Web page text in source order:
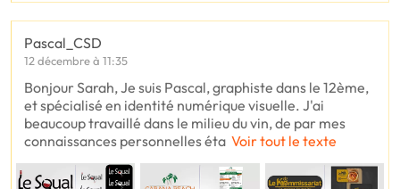
Pascal_CSD
12 décembre à 11:35
Bonjour Sarah, Je suis Pascal, graphiste dans le 12ème,
et spécialisé en identité numérique visuelle. J'ai
beaucoup travaillé dans le milieu du vin, de par mes
connaissances personnelles éta Voir tout le texte